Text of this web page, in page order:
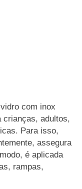
com inox
crianças, adultos,
Para isso,
assegura
é aplicada
rampas,